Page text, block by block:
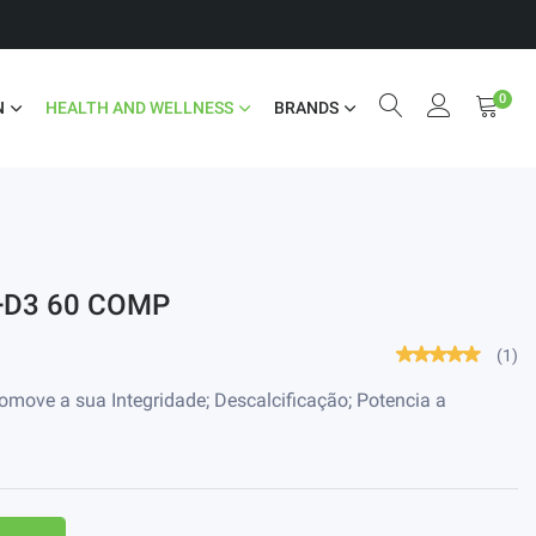
HEALTH AND WELLNESS BRANDS 0
60 COMP
(1)
a sua Integridade; Descalcificação; Potencia a